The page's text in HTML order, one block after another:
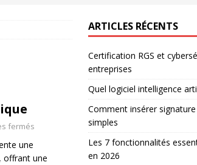
fermés
une
offrant une
ARTICLES RÉCENTS
Certification RGS et
entreprises
Quel logiciel intelligence
Comment insérer
simples
Les 7 fonctionnalités
en 2026